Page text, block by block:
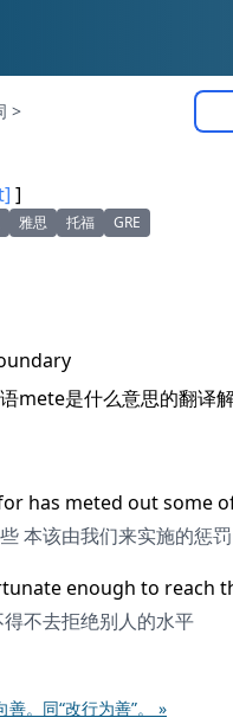
>
]
雅思 托福 GRE
mete是什么意思的翻译
has meted out some
本该由我们来实施的惩罚
enough to reach
不去拒绝别人的水平
。同“改行为善”。 »